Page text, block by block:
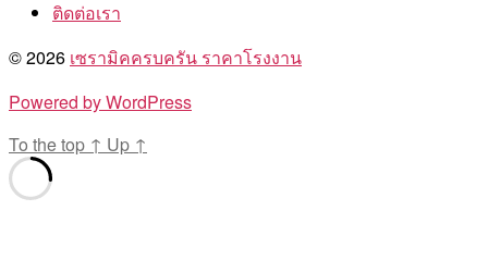
ติดต่อเรา
© 2026 เซรามิคครบครัน ราคาโรงงาน
Powered by WordPress
To the top ↑ Up ↑